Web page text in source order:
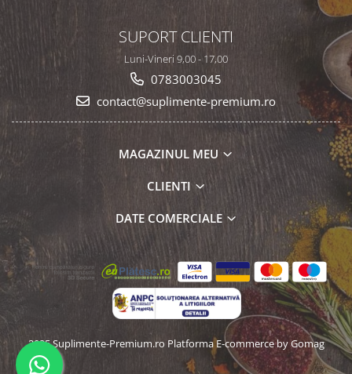
SUPORT CLIENTI
Luni-Vineri 9,00 - 17,00
0783003045
contact@suplimente-premium.ro
MAGAZINUL MEU
CLIENTI
DATE COMERCIALE
2025 Suplimente-Premium.ro Platforma E-commerce by Gomag